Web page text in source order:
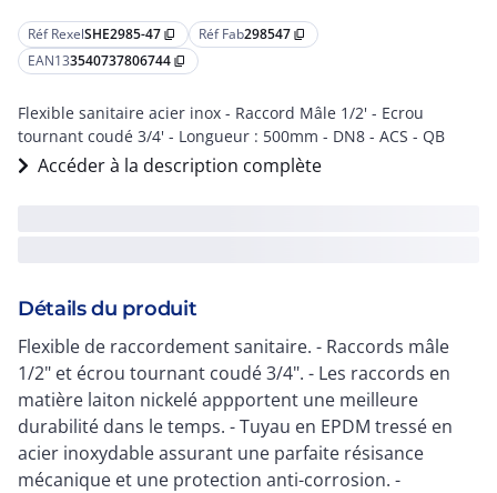
Réf RexelSHE2985-47 content_copy Réf Fab298547 content_copy
EAN133540737806744 content_copy
Flexible sanitaire acier inox - Raccord Mâle 1/2' - Ecrou
tournant coudé 3/4' - Longueur : 500mm - DN8 - ACS - QB
Accéder à la description complète
Détails du produit
Flexible de raccordement sanitaire. - Raccords mâle
1/2" et écrou tournant coudé 3/4". - Les raccords en
matière laiton nickelé appportent une meilleure
durabilité dans le temps. - Tuyau en EPDM tressé en
acier inoxydable assurant une parfaite résisance
mécanique et une protection anti-corrosion. -